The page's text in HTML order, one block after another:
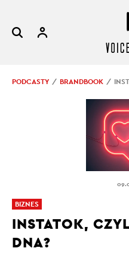
PODCASTY BRANDBOOK
INSTATOK,
DNA?
BIZNES